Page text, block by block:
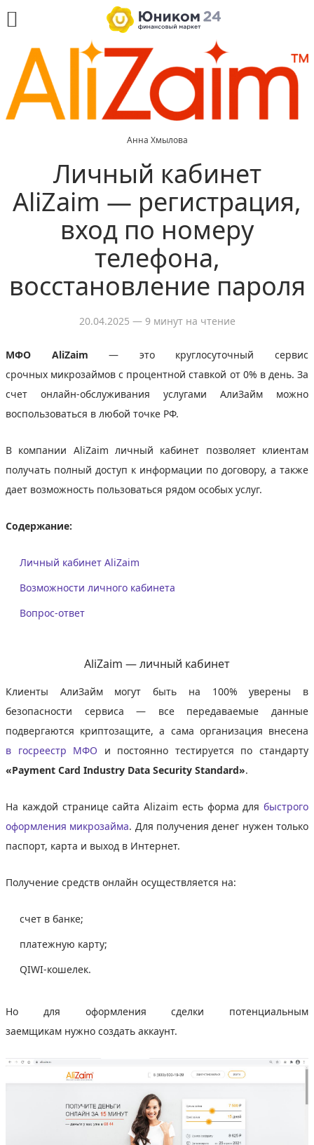
Анна Хмылова
Личный кабинет
AliZaim — регистрация,
вход по номеру
телефона,
восстановление пароля
20.04.2025 — 9 минут на чтение
МФО AliZaim — это круглосуточный сервис
срочных микрозаймов с процентной ставкой от 0% в день. За
счет онлайн-обслуживания услугами АлиЗайм можно
воспользоваться в любой точке РФ.
В компании AliZaim личный кабинет позволяет клиентам
получать полный доступ к информации по договору, а также
дает возможность пользоваться рядом особых услуг.
Содержание:
Личный кабинет AliZaim
Возможности личного кабинета
Вопрос-ответ
AliZaim — личный кабинет
Клиенты АлиЗайм могут быть на 100% уверены в
безопасности сервиса — все передаваемые данные
подвергаются криптозащите, а сама организация внесена
в госреестр МФО и постоянно тестируется по стандарту
«Payment Card Industry Data Security Standard».
На каждой странице сайта Alizaim есть форма для быстрого
оформления микрозайма. Для получения денег нужен только
паспорт, карта и выход в Интернет.
Получение средств онлайн осуществляется на:
счет в банке;
платежную карту;
QIWI-кошелек.
Но для оформления сделки потенциальным
заемщикам нужно создать аккаунт.